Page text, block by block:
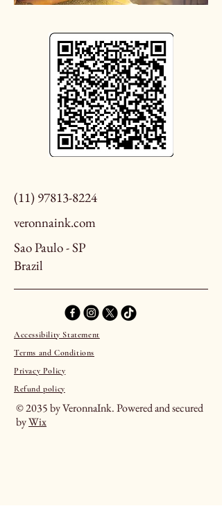
(11) 97813-8224
veronnaink.com
Sao Paulo - SP
Brazil
Accessibility Statement
Terms and Conditions
Privacy Policy
Refund policy
© 2035 by VeronnaInk. Powered and secured
byWix